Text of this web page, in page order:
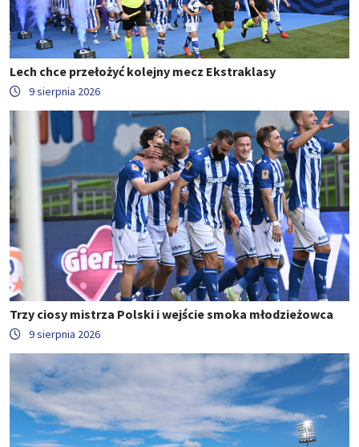
Lech chce przełożyć kolejny mecz Ekstraklasy
9 sierpnia 2026
Trzy ciosy mistrza Polski i wejście smoka młodzieżowca
9 sierpnia 2026